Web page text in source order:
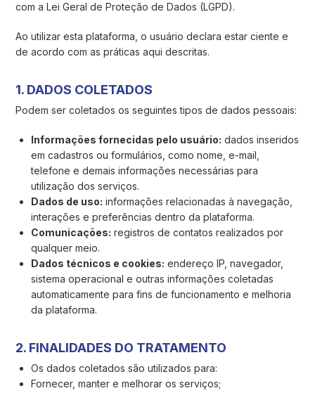
com a Lei Geral de Proteção de Dados (LGPD).
Ao utilizar esta plataforma, o usuário declara estar ciente e
de acordo com as práticas aqui descritas.
1. DADOS COLETADOS
Podem ser coletados os seguintes tipos de dados pessoais:
Informações fornecidas pelo usuário: dados inseridos
em cadastros ou formulários, como nome, e-mail,
telefone e demais informações necessárias para
utilização dos serviços.
Dados de uso: informações relacionadas à navegação,
interações e preferências dentro da plataforma.
Comunicações: registros de contatos realizados por
qualquer meio.
Dados técnicos e cookies: endereço IP, navegador,
sistema operacional e outras informações coletadas
automaticamente para fins de funcionamento e melhoria
da plataforma.
2. FINALIDADES DO TRATAMENTO
Os dados coletados são utilizados para:
Fornecer, manter e melhorar os serviços;